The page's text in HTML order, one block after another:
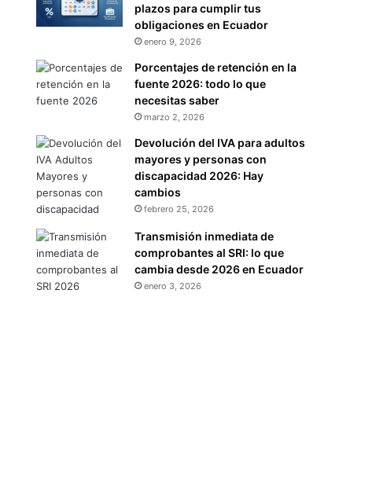
plazos para cumplir tus
obligaciones en Ecuador
enero 9, 2026
Porcentajes de retención en la
fuente 2026: todo lo que
necesitas saber
marzo 2, 2026
Devolución del IVA para adultos
mayores y personas con
discapacidad 2026: Hay
cambios
febrero 25, 2026
Transmisión inmediata de
comprobantes al SRI: lo que
cambia desde 2026 en Ecuador
enero 3, 2026